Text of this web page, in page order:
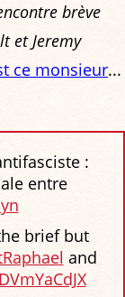
brève
et Jeremy
ce monsieur...
:
entre
brief but
and